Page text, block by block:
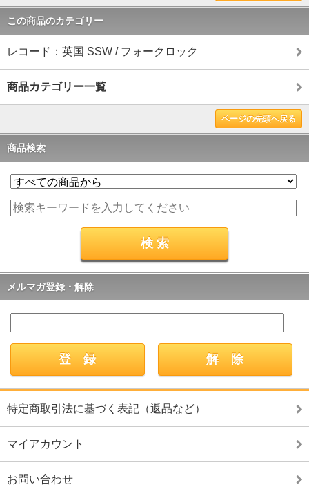
この商品のカテゴリー
レコード：英国 SSW / フォークロック
商品カテゴリー一覧
ページの先頭へ戻る
商品検索
メルマガ登録・解除
特定商取引法に基づく表記（返品など）
マイアカウント
お問い合わせ